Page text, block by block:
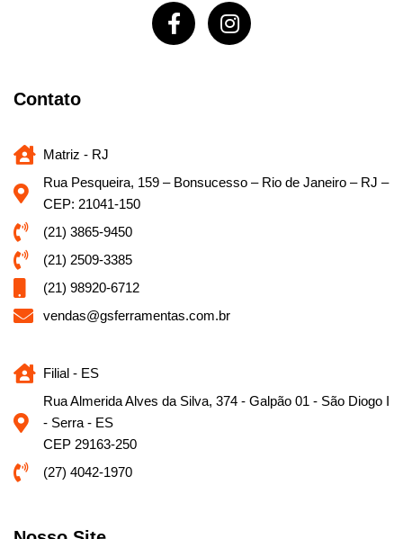
Contato
Matriz - RJ
Rua Pesqueira, 159 – Bonsucesso – Rio de Janeiro – RJ –
CEP: 21041-150
(21) 3865-9450
(21) 2509-3385
(21) 98920-6712
vendas@gsferramentas.com.br
Filial - ES
Rua Almerida Alves da Silva, 374 - Galpão 01 - São Diogo I
- Serra - ES
CEP 29163-250
(27) 4042-1970